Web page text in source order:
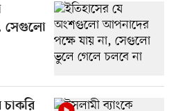
সেগুলো
চাকরি